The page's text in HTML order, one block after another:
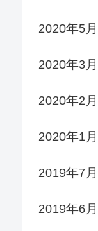
2020年5月
2020年3月
2020年2月
2020年1月
2019年7月
2019年6月